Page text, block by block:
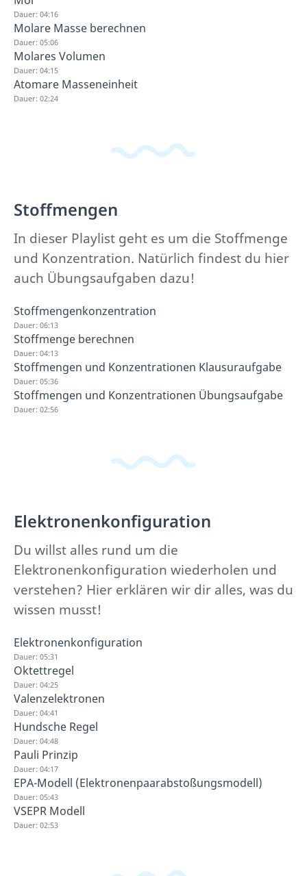
Dauer: 04:16
Molare Masse berechnen
Dauer: 05:06
Molares Volumen
Dauer: 04:15
Atomare Masseneinheit
Dauer: 02:24
Stoffmengen
In dieser Playlist geht es um die Stoffmenge
und Konzentration. Natürlich findest du hier
auch Übungsaufgaben dazu!
Stoffmengenkonzentration
Dauer: 06:13
Stoffmenge berechnen
Dauer: 04:13
Stoffmengen und Konzentrationen Klausuraufgabe
Dauer: 05:36
Stoffmengen und Konzentrationen Übungsaufgabe
Dauer: 02:56
Elektronenkonfiguration
Du willst alles rund um die
Elektronenkonfiguration wiederholen und
verstehen? Hier erklären wir dir alles, was du
wissen musst!
Elektronenkonfiguration
Dauer: 05:31
Oktettregel
Dauer: 04:25
Valenzelektronen
Dauer: 04:41
Hundsche Regel
Dauer: 04:48
Pauli Prinzip
Dauer: 04:17
EPA-Modell (Elektronenpaarabstoßungsmodell)
Dauer: 05:43
VSEPR Modell
Dauer: 02:53